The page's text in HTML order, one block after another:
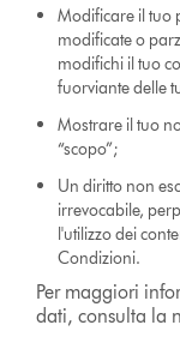
Modificare il tuo
modificate o
modifichi il tuo
fuorviante delle
Mostrare il tuo
“scopo”;
Un diritto non
irrevocabile,
l'utilizzo dei
Condizioni.
Per maggiori
dati, consulta la